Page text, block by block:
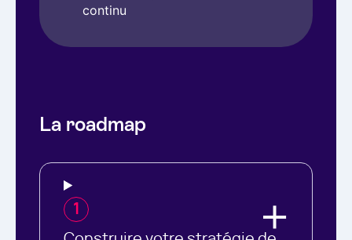
continu
La roadmap
1